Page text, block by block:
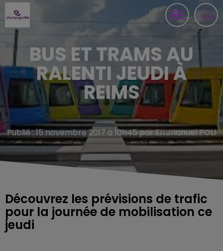
BUS ET TRAMS AU
RALENTI JEUDI À
REIMS
Publié : 15 novembre 2017 à 10h45 par Emmanuel POLI
Découvrez les prévisions de trafic
pour la journée de mobilisation ce
jeudi